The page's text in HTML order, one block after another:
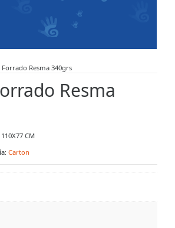
Resma 340grs
Resma
CM
Carton